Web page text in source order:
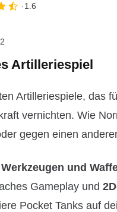
1.6
Artilleriespiel
Artilleriespiele, das
vernichten. Wie
gegen einen
Werkzeugen und
Gameplay und
Pocket Tanks auf